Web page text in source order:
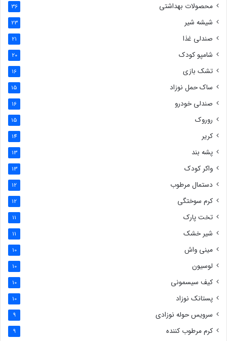
محصولات بهداشتی 36
شیشه شیر 23
صندلی غذا 21
شامپو کودک 20
تشک بازی 16
ساک حمل نوزاد 15
صندلی خودرو 16
روروک 15
کریر 14
پشه بند 13
واکر کودک 13
دستمال مرطوب 12
کرم سوختگی 12
تخت پارک 11
شیر خشک 11
مینی واش 10
لوسیون 10
کیف سیسمونی 10
پستانک نوزاد 10
سرویس حوله نوزادی 9
کرم مرطوب کننده 9